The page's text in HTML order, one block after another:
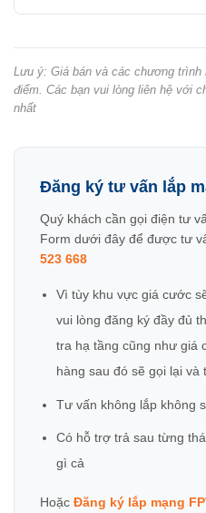
Lưu ý: Giá bán và các chương
điểm. Các bạn vui lòng liên hệ với
nhất
Đăng ký tư vấn lắp
Quý khách cần gọi điện tư
Form dưới đây để được tư
523 668
Vì tùy khu vực giá cước
vui lòng đăng ký đầy đủ
tra hạ tầng cũng như giá
hàng sau đó sẽ gọi lại và
Tư vấn không lắp không
Có hỗ trợ trả sau từng
gì cả
Hoặc Đăng ký lắp mạng